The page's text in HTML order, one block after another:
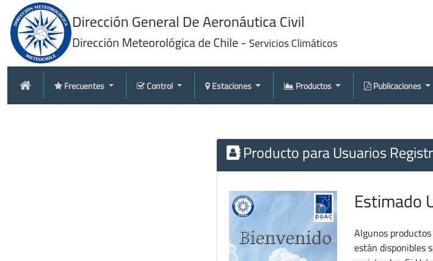
Frecuentes Control Estaciones Productos Publicaciones
Producto para Usuarios
Estimado
Algunos
están disponibles